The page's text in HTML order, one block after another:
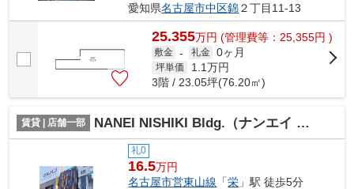
愛知県名古屋市中区錦２丁目11-13
25.355万円 (管理費等：25,355円 )
敷金 - 礼金 0ヶ月
坪単価 1.1万円
3階 / 23.05坪(76.20㎡)
賃貸 | 店舗一部 NANEI NISHIKI Bldg.（ナンエイ ニシキ ビル）【 名古屋の貸事務所・貸オフィス 】
礼0
16.5万円
名古屋市営東山線 「栄 」駅 徒歩5分